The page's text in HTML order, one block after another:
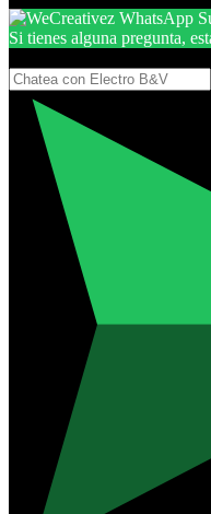
Si tienes alguna pregunta,